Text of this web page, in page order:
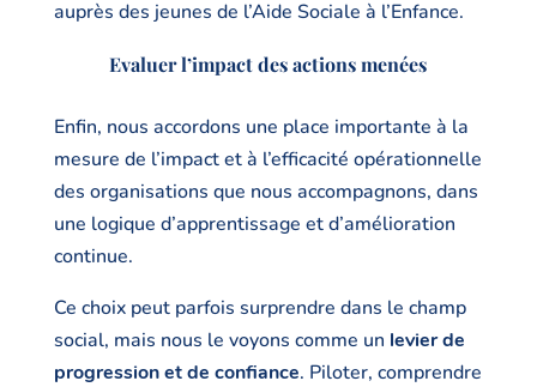
auprès des jeunes de l’Aide Sociale à l’Enfance.
Evaluer l’impact des actions menées
Enfin, nous accordons une place importante à la
mesure de l’impact et à l’efficacité opérationnelle
des organisations que nous accompagnons, dans
une logique d’apprentissage et d’amélioration
continue.
Ce choix peut parfois surprendre dans le champ
social, mais nous le voyons comme un levier de
progression et de confiance. Piloter, comprendre